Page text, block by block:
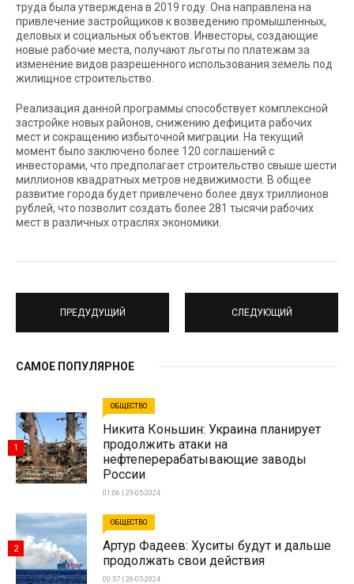
труда была утверждена в 2019 году. Она направлена на
привлечение застройщиков к возведению промышленных,
деловых и социальных объектов. Инвесторы, создающие
новые рабочие места, получают льготы по платежам за
изменение видов разрешенного использования земель под
жилищное строительство.
Реализация данной программы способствует комплексной
застройке новых районов, снижению дефицита рабочих
мест и сокращению избыточной миграции. На текущий
момент было заключено более 120 соглашений с
инвесторами, что предполагает строительство свыше шести
миллионов квадратных метров недвижимости. В общее
развитие города будет привлечено более двух триллионов
рублей, что позволит создать более 281 тысячи рабочих
мест в различных отраслях экономики.
ПРЕДУДУЩИЙ СЛЕДУЮЩИЙ
САМОЕ ПОПУЛЯРНОЕ
ОБЩЕСТВО
Никита Коньшин: Украина планирует
продолжить атаки на
нефтеперерабатывающие заводы
России
01:06 | 29-05-2024
1
ОБЩЕСТВО
Артур Фадеев: Хуситы будут и дальше
продолжать свои действия
00:57 | 26-05-2024
2